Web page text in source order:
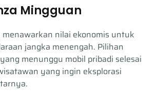
Mingguan
menawarkan nilai ekonomis untuk
jangka menengah. Pilihan
menunggu mobil pribadi selesai
yang ingin eksplorasi